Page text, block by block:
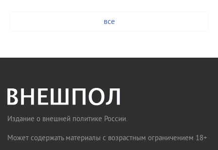
все
Издание о внешней политике России.
Может содержать материалы с возрастным ограничением 18+